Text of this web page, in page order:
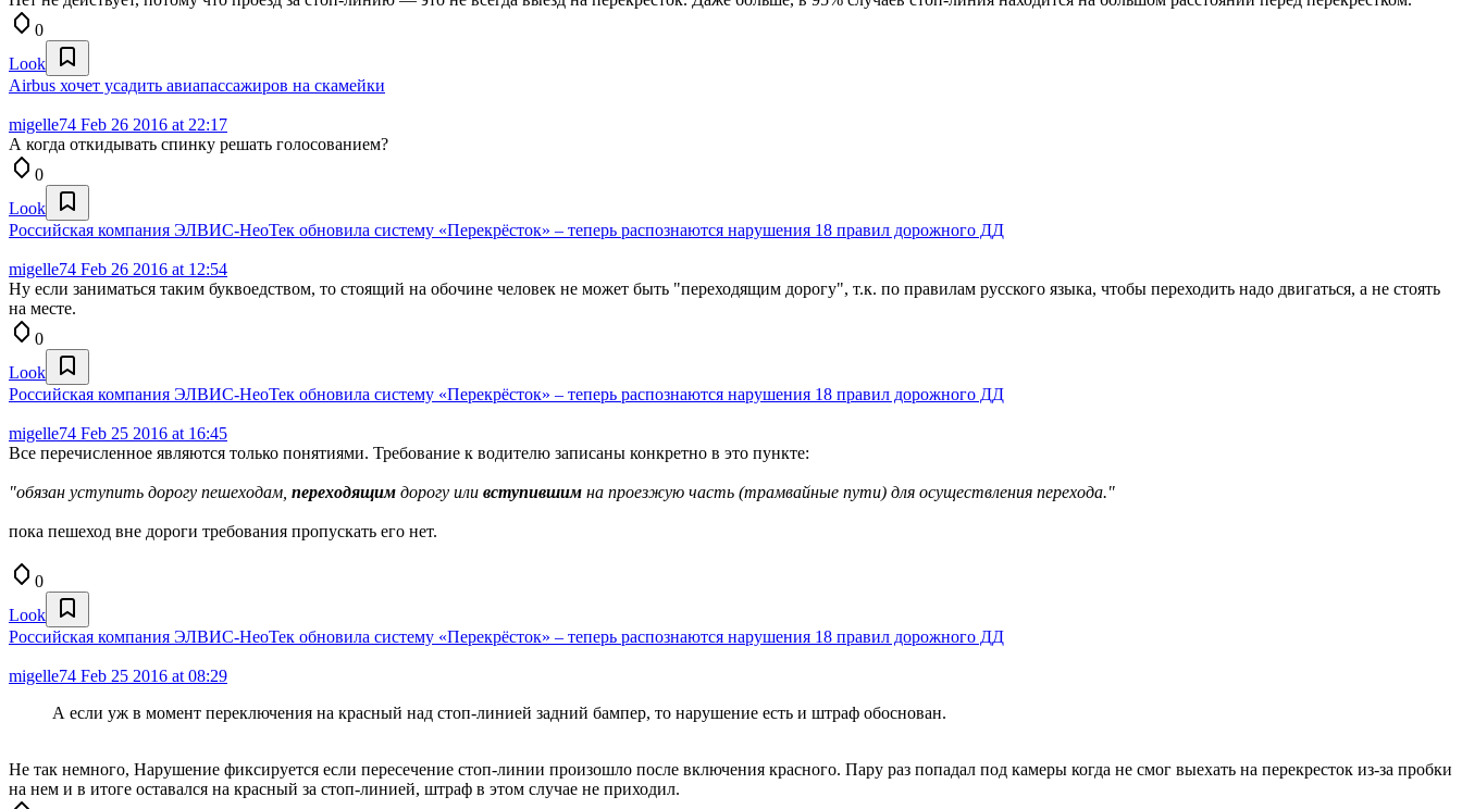
0
Look
Airbus хочет усадить авиапассажиров на скамейки
migelle74 Feb 26 2016 at 22:17
А когда откидывать спинку решать голосованием?
0
Look
Российская компания ЭЛВИС-НеоТек обновила систему «Перекрёсток» – теперь распознаются нарушения 18 правил дорожного ДД
migelle74 Feb 26 2016 at 12:54
Ну если заниматься таким буквоедством, то стоящий на обочине человек не может быть "переходящим дорогу", т.к. по правилам русского языка, чтобы переходить надо двигаться, а не стоять
на месте.
0
Look
Российская компания ЭЛВИС-НеоТек обновила систему «Перекрёсток» – теперь распознаются нарушения 18 правил дорожного ДД
migelle74 Feb 25 2016 at 16:45
Все перечисленное являются только понятиями. Требование к водителю записаны конкретно в это пункте:
"обязан уступить дорогу пешеходам, переходящим дорогу или вступившим на проезжую часть (трамвайные пути) для осуществления перехода."
пока пешеход вне дороги требования пропускать его нет.
0
Look
Российская компания ЭЛВИС-НеоТек обновила систему «Перекрёсток» – теперь распознаются нарушения 18 правил дорожного ДД
migelle74 Feb 25 2016 at 08:29
А если уж в момент переключения на красный над стоп-линией задний бампер, то нарушение есть и штраф обоснован.
Не так немного, Нарушение фиксируется если пересечение стоп-линии произошло после включения красного. Пару раз попадал под камеры когда не смог выехать на перекресток из-за пробки
на нем и в итоге оставался на красный за стоп-линией, штраф в этом случае не приходил.